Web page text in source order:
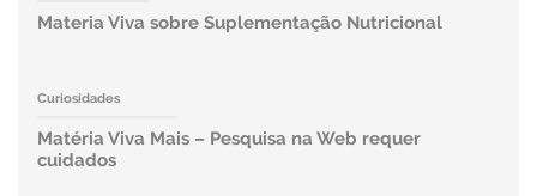
Materia Viva sobre Suplementação Nutricional
Curiosidades
Matéria Viva Mais – Pesquisa na Web requer
cuidados